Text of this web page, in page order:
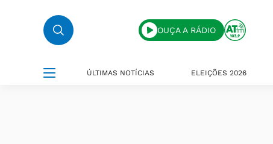
OUÇA A RÁDIO
ÚLTIMAS NOTÍCIAS ELEIÇÕES 2026